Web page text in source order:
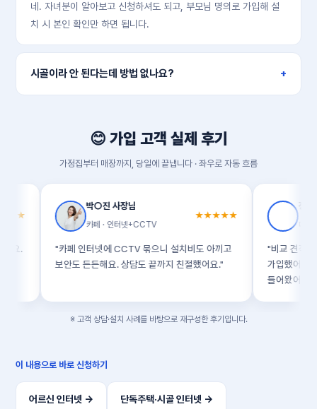
네. 자녀분이 알아보고 신청하셔도 되고, 부모님 명의로 가입해 설
치 시 본인 확인만 하면 됩니다.
시골이라 안 된다는데 방법 없나요?
😊 가입 고객 실제 후기
가정집부터 매장까지, 당일에 끝냅니다 · 좌우로 자동 흐름
박○진 사장님
카페 · 인터넷+CCTV
★★★★★
"카페 인터넷에 CCTV 묶으니 설치비도 아끼고
보안도 든든해요. 상담도 끝까지 친절했어요."
정○은 고객
대구 수성 ·
"비교 견적만 받아보
가입했어요. 사은품
들어왔어요."
※ 고객 상담·설치 사례를 바탕으로 재구성한 후기입니다.
이 내용으로 바로 신청하기
어르신 인터넷 → 단독주택·시골 인터넷 →